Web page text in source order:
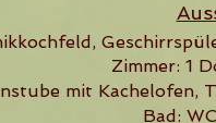
Zimmer: 1
mit Kachelofen,
Bad: